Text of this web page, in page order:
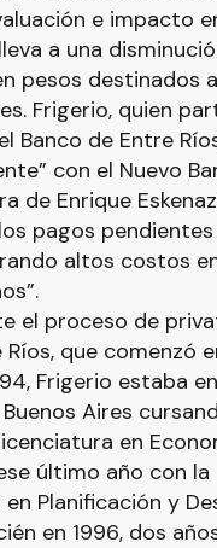
e impacto
a una
pesos destinados
Frigerio, quien
Banco de Entre
con el Nuevo
de Enrique
pagos pendientes
altos costos
el proceso de
que comenzó
Frigerio estaba
Aires
en
último año con la
Planificación y
en 1996, dos